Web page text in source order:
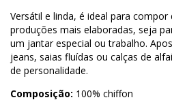
Versátil e linda, é ideal para
produções mais elaboradas, seja
um jantar especial ou trabalho.
jeans, saias fluídas ou calças de
de personalidade.
Composição: 100% chiffon